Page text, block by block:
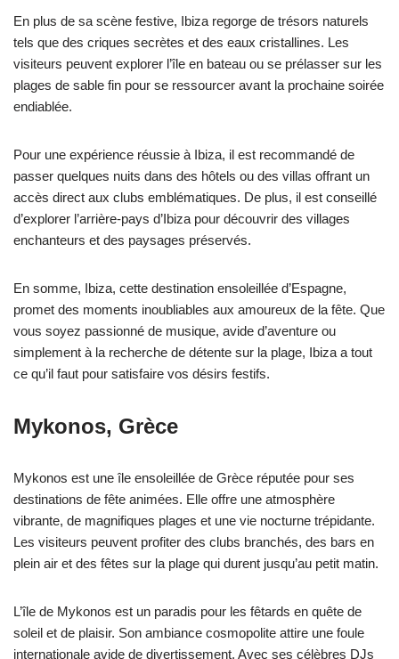
En plus de sa scène festive, Ibiza regorge de trésors naturels
tels que des criques secrètes et des eaux cristallines. Les
visiteurs peuvent explorer l’île en bateau ou se prélasser sur les
plages de sable fin pour se ressourcer avant la prochaine soirée
endiablée.
Pour une expérience réussie à Ibiza, il est recommandé de
passer quelques nuits dans des hôtels ou des villas offrant un
accès direct aux clubs emblématiques. De plus, il est conseillé
d’explorer l’arrière-pays d’Ibiza pour découvrir des villages
enchanteurs et des paysages préservés.
En somme, Ibiza, cette destination ensoleillée d’Espagne,
promet des moments inoubliables aux amoureux de la fête. Que
vous soyez passionné de musique, avide d’aventure ou
simplement à la recherche de détente sur la plage, Ibiza a tout
ce qu’il faut pour satisfaire vos désirs festifs.
Mykonos, Grèce
Mykonos est une île ensoleillée de Grèce réputée pour ses
destinations de fête animées. Elle offre une atmosphère
vibrante, de magnifiques plages et une vie nocturne trépidante.
Les visiteurs peuvent profiter des clubs branchés, des bars en
plein air et des fêtes sur la plage qui durent jusqu’au petit matin.
L’île de Mykonos est un paradis pour les fêtards en quête de
soleil et de plaisir. Son ambiance cosmopolite attire une foule
internationale avide de divertissement. Avec ses célèbres DJs